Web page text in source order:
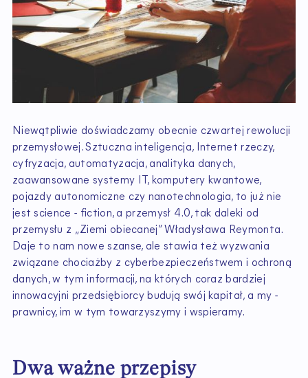
Niewątpliwie doświadczamy obecnie czwartej rewolucji
przemysłowej. Sztuczna inteligencja, Internet rzeczy,
cyfryzacja, automatyzacja, analityka danych,
zaawansowane systemy IT, komputery kwantowe,
pojazdy autonomiczne czy nanotechnologia, to już nie
jest science - fiction, a przemysł 4.0, tak daleki od
przemysłu z „Ziemi obiecanej” Władysława Reymonta.
Daje to nam nowe szanse, ale stawia też wyzwania
związane chociażby z cyberbezpieczeństwem i ochroną
danych, w tym informacji, na których coraz bardziej
innowacyjni przedsiębiorcy budują swój kapitał, a my -
prawnicy, im w tym towarzyszymy i wspieramy.
Dwa ważne przepisy